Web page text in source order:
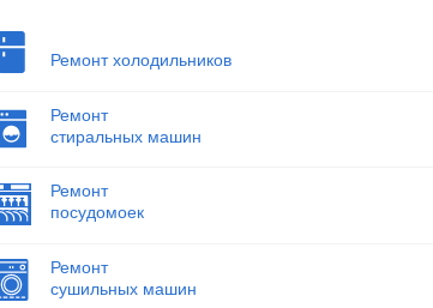
Ремонт холодильников
Ремонт
стиральных машин
Ремонт
посудомоек
Ремонт
сушильных машин